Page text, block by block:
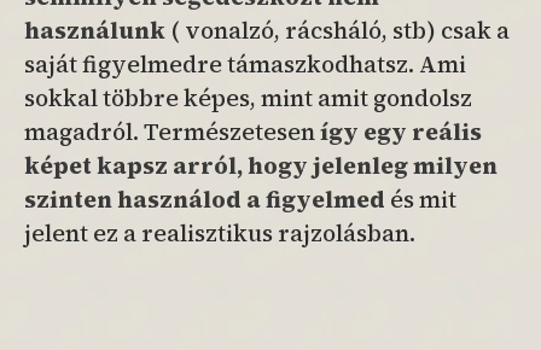
használunk ( vonalzó, rácsháló, stb) csak a
saját figyelmedre támaszkodhatsz. Ami
sokkal többre képes, mint amit gondolsz
magadról. Természetesenígy egy reális
képet kapsz arról, hogy jelenleg milyen
szinten használod a figyelmed és mit
jelent ez a realisztikus rajzolásban.